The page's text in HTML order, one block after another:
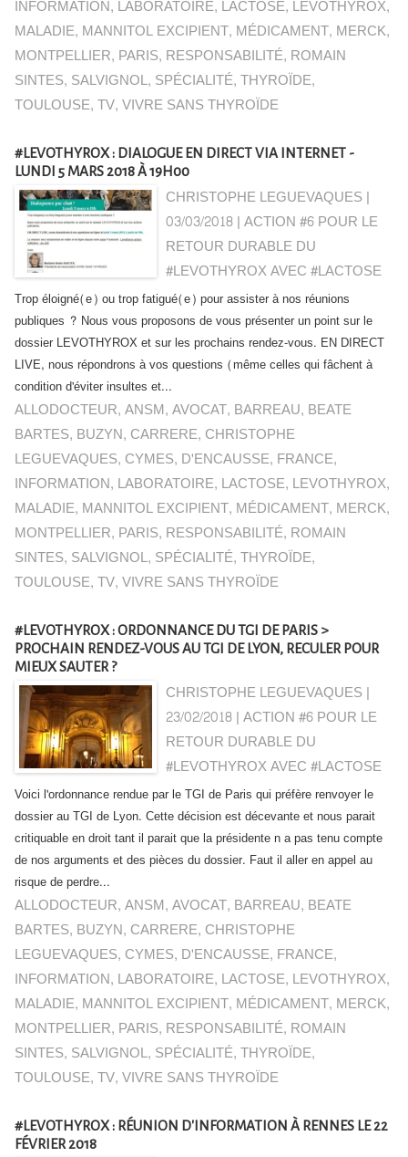
INFORMATION, LABORATOIRE, LACTOSE, LEVOTHYROX,
MALADIE, MANNITOL EXCIPIENT, MÉDICAMENT, MERCK,
MONTPELLIER, PARIS, RESPONSABILITÉ, ROMAIN
SINTES, SALVIGNOL, SPÉCIALITÉ,THYROÏDE,
TOULOUSE,TV,VIVRE SANS THYROÏDE
#LEVOTHYROX : DIALOGUE EN DIRECT VIA INTERNET -
LUNDI 5 MARS 2018 À 19H00
CHRISTOPHE LEGUEVAQUES |
03/03/2018|ACTION #6 POUR LE
RETOUR DURABLE DU
#LEVOTHYROX AVEC #LACTOSE
Trop éloigné(e) ou trop fatigué(e) pour assister à nos réunions
publiques ? Nous vous proposons de vous présenter un point sur le
dossier LEVOTHYROX et sur les prochains rendez-vous. EN DIRECT
LIVE, nous répondrons à vos questions (même celles qui fâchent à
condition d'éviter insultes et...
ALLODOCTEUR,ANSM,AVOCAT, BARREAU, BEATE
BARTES, BUZYN, CARRERE, CHRISTOPHE
LEGUEVAQUES, CYMES, D'ENCAUSSE, FRANCE,
INFORMATION, LABORATOIRE, LACTOSE, LEVOTHYROX,
MALADIE, MANNITOL EXCIPIENT, MÉDICAMENT, MERCK,
MONTPELLIER, PARIS, RESPONSABILITÉ, ROMAIN
SINTES, SALVIGNOL, SPÉCIALITÉ,THYROÏDE,
TOULOUSE,TV,VIVRE SANS THYROÏDE
#LEVOTHYROX : ORDONNANCE DU TGI DE PARIS >
PROCHAIN RENDEZ-VOUS AU TGI DE LYON, RECULER POUR
MIEUX SAUTER ?
CHRISTOPHE LEGUEVAQUES |
23/02/2018|ACTION #6 POUR LE
RETOUR DURABLE DU
#LEVOTHYROX AVEC #LACTOSE
Voici l'ordonnance rendue par le TGI de Paris qui préfère renvoyer le
dossier au TGI de Lyon. Cette décision est décevante et nous parait
critiquable en droit tant il parait que la présidente n a pas tenu compte
de nos arguments et des pièces du dossier. Faut il aller en appel au
risque de perdre...
ALLODOCTEUR,ANSM,AVOCAT, BARREAU, BEATE
BARTES, BUZYN, CARRERE, CHRISTOPHE
LEGUEVAQUES, CYMES, D'ENCAUSSE, FRANCE,
INFORMATION, LABORATOIRE, LACTOSE, LEVOTHYROX,
MALADIE, MANNITOL EXCIPIENT, MÉDICAMENT, MERCK,
MONTPELLIER, PARIS, RESPONSABILITÉ, ROMAIN
SINTES, SALVIGNOL, SPÉCIALITÉ,THYROÏDE,
TOULOUSE,TV,VIVRE SANS THYROÏDE
#LEVOTHYROX : RÉUNION D'INFORMATION À RENNES LE 22
FÉVRIER 2018